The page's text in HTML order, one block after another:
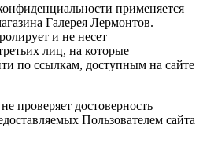
применяется
Галерея Лермонтов.
и не несет
лиц, на которые
по ссылкам, доступным на сайте
проверяет достоверность
Пользователем сайта